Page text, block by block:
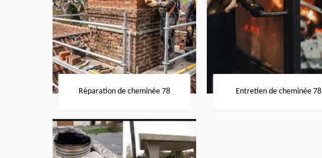
Réparation de cheminée 78 Entretien de cheminée 78